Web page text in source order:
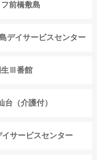
前橋敷島
デイサービスセンター
生Ⅲ番館
台（介護付）
サービスセンター